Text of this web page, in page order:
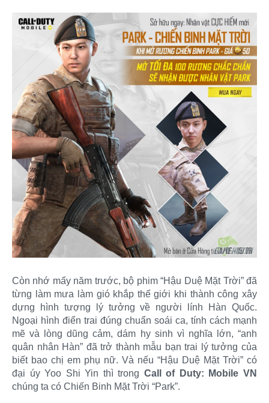
Còn nhớ mấy năm trước, bộ phim “Hậu Duệ Mặt Trời” đã
từng làm mưa làm gió khắp thế giới khi thành công xây
dựng hình tượng lý tưởng về người lính Hàn Quốc.
Ngoại hình điển trai đúng chuẩn soái ca, tính cách mạnh
mẽ và lòng dũng cảm, dám hy sinh vì nghĩa lớn, “anh
quân nhân Hàn” đã trở thành mẫu bạn trai lý tưởng của
biết bao chị em phụ nữ. Và nếu “Hậu Duệ Mặt Trời” có
đại úy Yoo Shi Yin thì trong Call of Duty: Mobile VN
chúng ta có Chiến Binh Mặt Trời “Park”.